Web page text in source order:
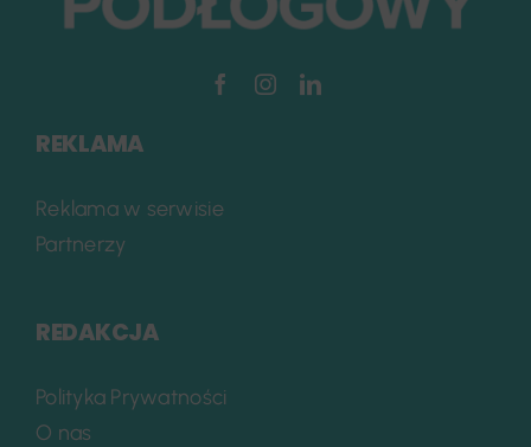
REKLAMA
Reklama w serwisie
Partnerzy
REDAKCJA
Polityka Prywatności
O nas